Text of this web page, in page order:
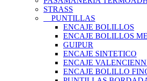
STRASS
PUNTILLAS
ENCAJE BOLILLOS
ENCAJE BOLILLOS
GUIPUR
ENCAJE SINTETICO
ENCAJE
ENCAJE BOLILLO